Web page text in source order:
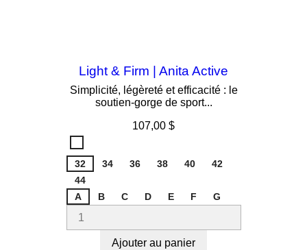
Light & Firm | Anita Active
Simplicité, légèreté et efficacité : le
soutien-gorge de sport...
Prix
107,00 $
006
32
34 36 38 40
42
44
A
B C D E F G
Ajouter au panier